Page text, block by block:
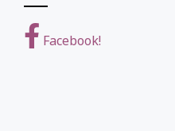
Facebook!